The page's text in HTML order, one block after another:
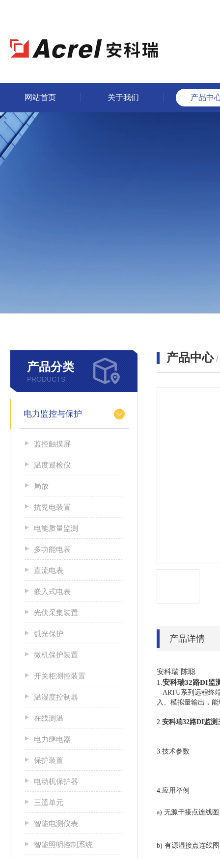
网站首页 关于我们 产品中
产品分类
PRODUCTS
电力监控与保护
监控触摸屏
温度巡检仪
局放
抗晃电装置
电能质量监测
多功能电表
直流电表
嵌入式电表
光伏采集装置
弧光保护
微机保护装置
开关柜测控装置
温湿度控制器
在线测温
电力继电器
保护装置
电动机保护器
三遥单元
智能电测仪表
智能照明控制系统
产品中心 /
产品详情
安科瑞 陈聪
1.安科瑞32路DI监
ARTU系列远程终
入、模拟量输出，
2.安科瑞32路DI监测
3.技术参数
4.应用举例
a) 无源干接点连线
b) 有源湿接点连线